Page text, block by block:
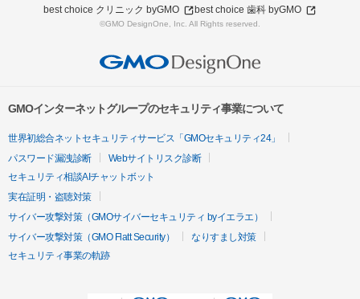
best choice クリニック byGMO
best choice 歯科 byGMO
©GMO DesignOne, Inc. All Rights reserved.
GMOインターネットグループのセキュリティ事業について
世界初総合ネットセキュリティサービス「GMOセキュリティ24」
パスワード漏洩診断
Webサイトリスク診断
セキュリティ相談AIチャットボット
実在証明・盗聴対策
サイバー攻撃対策（GMOサイバーセキュリティ byイエラエ）
サイバー攻撃対策（GMO Flatt Security）
なりすまし対策
セキュリティ事業の軌跡